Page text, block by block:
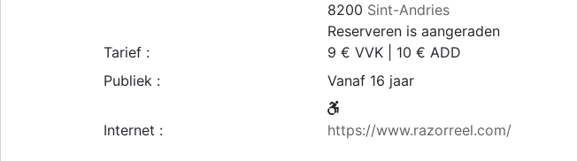
8200 Sint-Andries
Reserveren is aangeraden
Tarief :
9 € VVK | 10 € ADD
Publiek :
Vanaf 16 jaar
Internet : https://www.razorreel.com/